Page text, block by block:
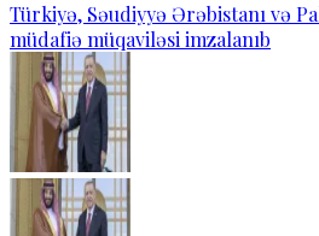
Türkiyə, Səudiyyə Ərəbistanı və
müdafiə müqaviləsi imzalanıb